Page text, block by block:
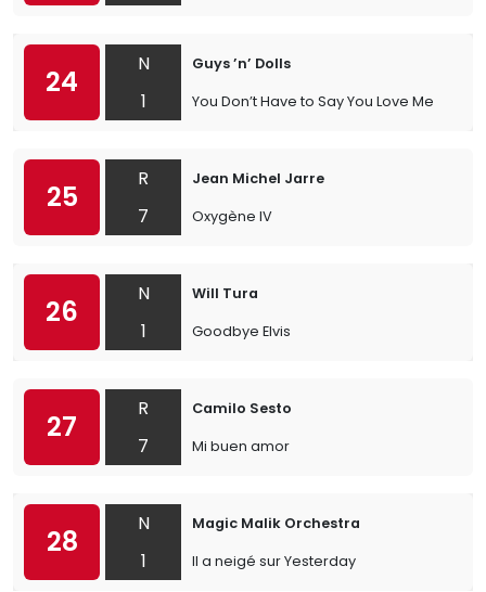
24
N
1
Guys ’n’ Dolls
You Don’t Have to Say You Love Me
25
R
7
Jean Michel Jarre
Oxygène IV
26
N
1
Will Tura
Goodbye Elvis
27
R
7
Camilo Sesto
Mi buen amor
28
N
1
Magic Malik Orchestra
Il a neigé sur Yesterday